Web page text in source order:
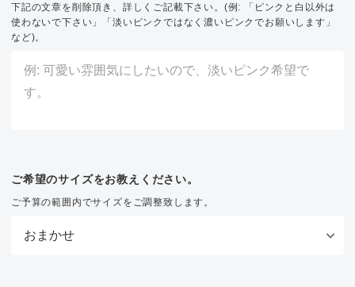
下記の文章を削除頂き、詳しくご記載下さい。(例: 「ピンクと白以外は
使わないで下さい」「淡いピンクではなく濃いピンクでお願いします」
など)。
ご希望のサイズをお教えください。
ご予算の範囲内でサイズをご調整致します。